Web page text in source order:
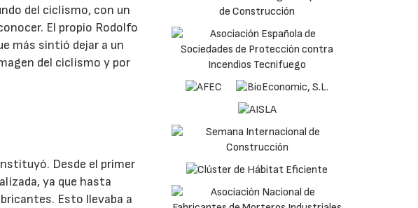
del ciclismo, con un
El propio Rodolfo
más sintió dejar a un
del ciclismo y por
Desde el primer
ya que hasta
Esto llevaba a